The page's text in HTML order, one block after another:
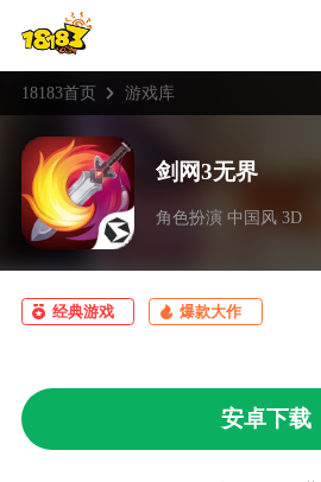
18183首页 游戏库
剑网3无界
角色扮演 中国风 3D
经典游戏 爆款大作
安卓下载